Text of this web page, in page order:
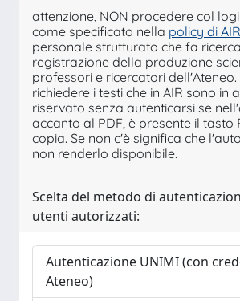
attenzione, NON procedere col
come specificato nella policy di AIR
personale strutturato che fa
registrazione della produzione
professori e ricercatori dell'Ateneo.
richiedere i testi che in AIR sono in
riservato senza autenticarsi se
accanto al PDF, è presente il tasto
copia. Se non c'è significa che
non renderlo disponibile.
Scelta del metodo di
utenti autorizzati:
Autenticazione UNIMI (con
Ateneo)